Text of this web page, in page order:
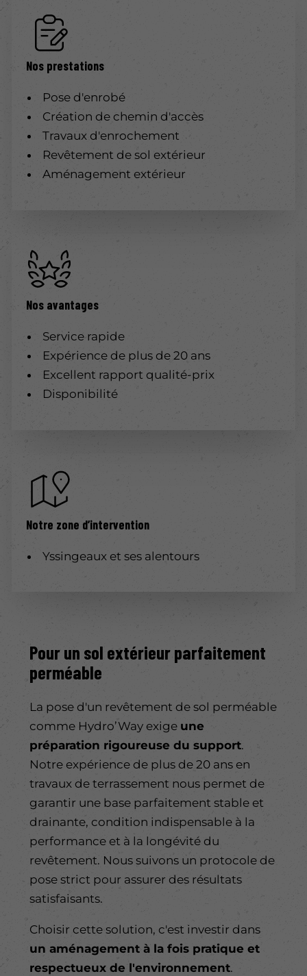
Nos prestations
Pose d'enrobé
Création de chemin d'accès
Travaux d'enrochement
Revêtement de sol extérieur
Aménagement extérieur
Nos avantages
Service rapide
Expérience de plus de 20 ans
Excellent rapport qualité-prix
Disponibilité
Notre zone d’intervention
Yssingeaux et ses alentours
Pour un sol extérieurparfaitement
perméable
La pose d'un revêtement de sol perméable
comme Hydro’Way exige une
préparation rigoureuse du support.
Notre expérience de plus de 20 ans en
travaux de terrassement nous permet de
garantir une base parfaitement stable et
drainante, condition indispensable à la
performance et à la longévité du
revêtement. Nous suivons un protocole de
pose strict pour assurer des résultats
satisfaisants.
Choisir cette solution, c'est investir dans
un aménagement à la fois pratique et
respectueux de l'environnement.